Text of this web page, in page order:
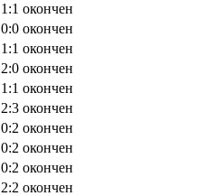
1:1 окончен
0:0 окончен
1:1 окончен
2:0 окончен
1:1 окончен
2:3 окончен
0:2 окончен
0:2 окончен
0:2 окончен
2:2 окончен